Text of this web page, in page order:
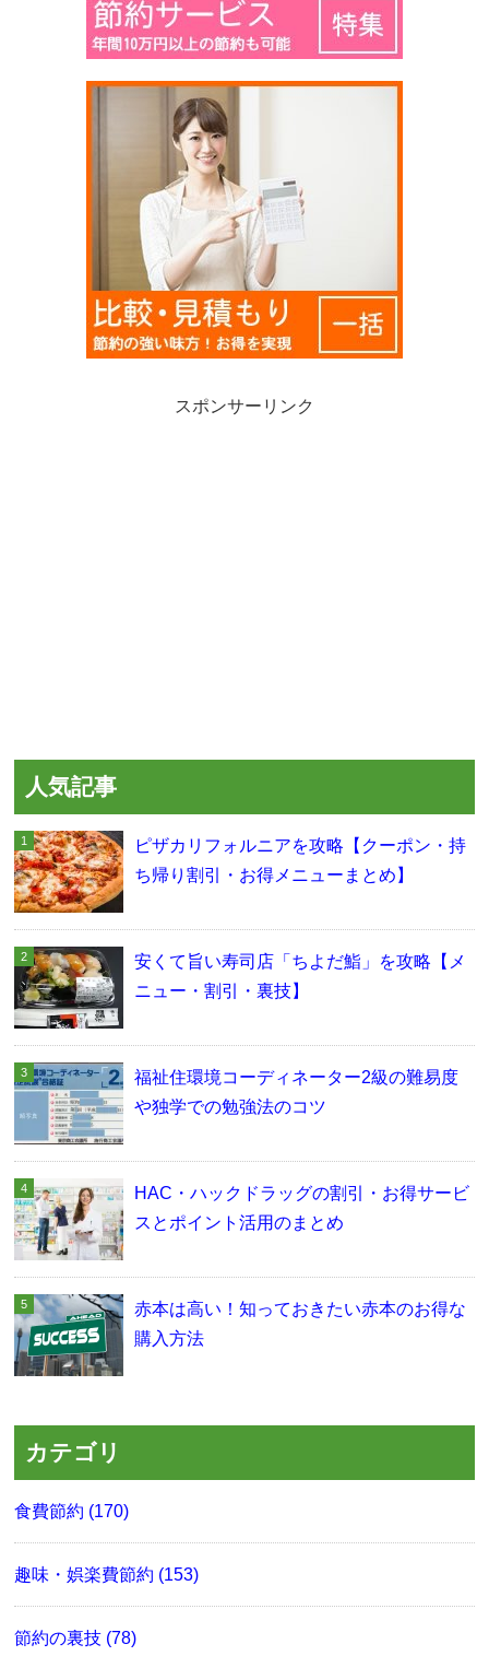
スポンサーリンク
人気記事
ピザカリフォルニアを攻略【クーポン・持
ち帰り割引・お得メニューまとめ】
安くて旨い寿司店「ちよだ鮨」を攻略【メ
ニュー・割引・裏技】
福祉住環境コーディネーター2級の難易度
や独学での勉強法のコツ
HAC・ハックドラッグの割引・お得サービ
スとポイント活用のまとめ
赤本は高い！知っておきたい赤本のお得な
購入方法
カテゴリ
食費節約 (170)
趣味・娯楽費節約 (153)
節約の裏技 (78)